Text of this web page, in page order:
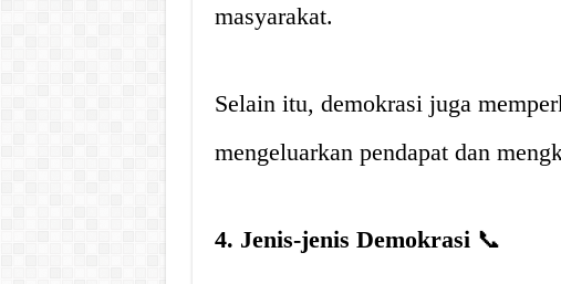
masyarakat.
Selain itu, demokrasi juga
mengeluarkan pendapat dan
4. Jenis-jenis Demokrasi 📞